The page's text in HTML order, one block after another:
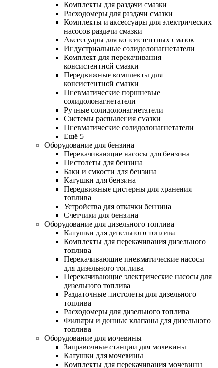
Комплекты для раздачи смазки
Расходомеры для раздачи смазки
Комплекты и аксессуары для электрических
насосов раздачи смазки
Аксессуары для консистентных смазок
Индустриальные солидолонагнетатели
Комплект для перекачивания
консистентной смазки
Передвижные комплекты для
консистентной смазки
Пневматические поршневые
солидолонагнетатели
Ручные солидолонагнетатели
Системы распыления смазки
Пневматические солидолонагнетатели
Ещё 5
Оборудование для бензина
Перекачивающие насосы для бензина
Пистолеты для бензина
Баки и емкости для бензина
Катушки для бензина
Передвижные цистерны для хранения
топлива
Устройства для откачки бензина
Счетчики для бензина
Оборудование для дизельного топлива
Катушки для дизельного топлива
Комплекты для перекачивания дизельного
топлива
Перекачивающие пневматические насосы
для дизельного топлива
Перекачивающие электрические насосы для
дизельного топлива
Раздаточные пистолеты для дизельного
топлива
Расходомеры для дизельного топлива
Фильтры и донные клапаны для дизельного
топлива
Оборудование для мочевины
Заправочные станции для мочевины
Катушки для мочевины
Комплекты для перекачивания мочевины